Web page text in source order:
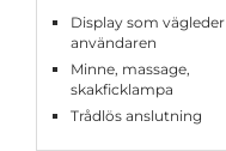
Display som vägleder
användaren
Minne, massage,
skakficklampa
Trådlös anslutning